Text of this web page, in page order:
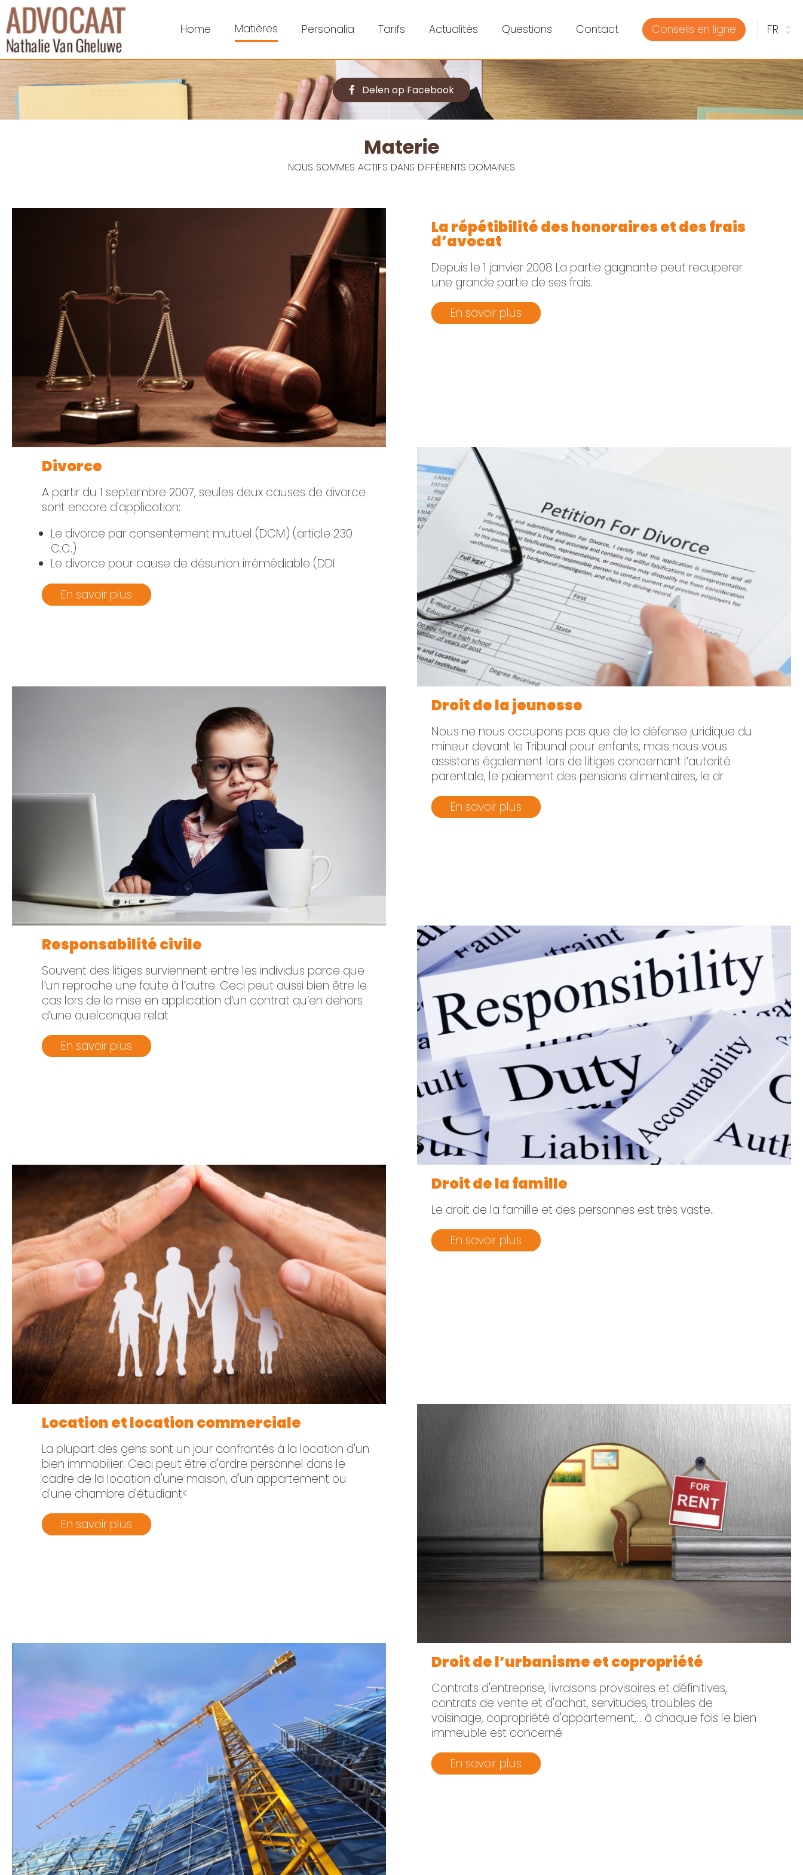
Home Matières Personalia Tarifs Actualités Questions Contact Conseils en ligne
Delen op Facebook
Materie
NOUS SOMMES ACTIFS DANS DIFFÉRENTS DOMAINES
La répétibilité des honoraires et des frais
d’avocat
Depuis le 1 janvier 2008 La partie gagnante peut recuperer
une grande partie de ses frais.
En savoir plus
Divorce
A partir du 1 septembre 2007, seules deux causes de divorce
sont encore d'application:
Le divorce par consentement mutuel (DCM) (article 230
C.C.)
Le divorce pour cause de désunion irrémédiable (DDI
En savoir plus
Droit de la jeunesse
Nous ne nous occupons pas que de la défense juridique du
mineur devant le Tribunal pour enfants, mais nous vous
assistons également lors de litiges concernant l’autorité
parentale, le paiement des pensions alimentaires, le dr
En savoir plus
Responsabilité civile
Souvent des litiges surviennent entre les individus parce que
l’un reproche une faute à l’autre. Ceci peut aussi bien être le
cas lors de la mise en application d’un contrat qu’en dehors
d’une quelconque relat
En savoir plus
Droit de la famille
Le droit de la famille et des personnes est très vaste..
En savoir plus
Location et location commerciale
La plupart des gens sont un jour confrontés à la location d'un
bien immobilier. Ceci peut être d'ordre personnel dans le
cadre de la location d'une maison, d'un appartement ou
d'une chambre d'étudiant<
En savoir plus
Droit de l’urbanisme et copropriété
Contrats d'entreprise, livraisons provisoires et définitives,
contrats de vente et d'achat, servitudes, troubles de
voisinage, copropriété d'appartement,… à chaque fois le bien
immeuble est concerné
En savoir plus